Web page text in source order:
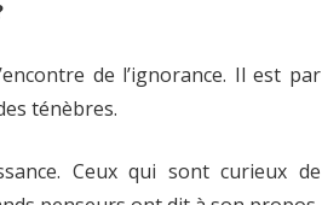
de l’ignorance. Il est par
ténèbres.
Ceux qui sont curieux de